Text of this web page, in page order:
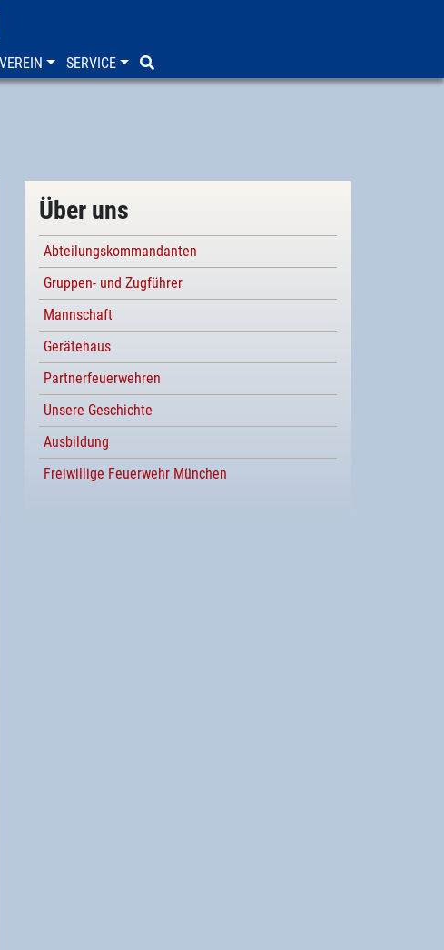
SERVICE
Über uns
Abteilungskommandanten
Gruppen- und Zugführer
Mannschaft
Gerätehaus
Partnerfeuerwehren
Unsere Geschichte
Ausbildung
Freiwillige Feuerwehr München